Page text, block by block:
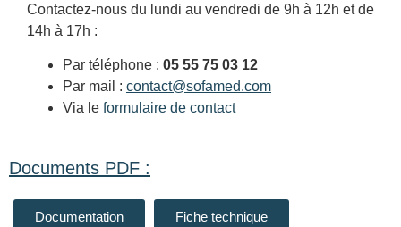
Contactez-nous du lundi au vendredi de 9h à 12h et de
14h à 17h :
Par téléphone : 05 55 75 03 12
Par mail : contact@sofamed.com
Via le formulaire de contact
Documents PDF :
Documentation Fiche technique